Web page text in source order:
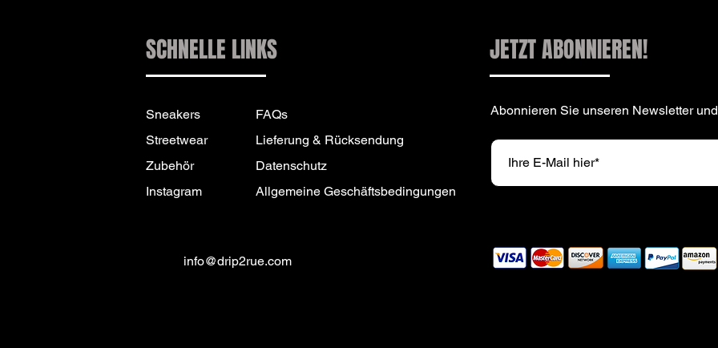
SCHNELLE LINKS
Sneakers
Streetwear
Zubehör
Instagram
FAQs
Lieferung & Rücksendung
Datenschutz
Allgemeine Geschäftsbedingungen
info@drip2rue.com
JETZT ABONNIEREN!
Abonnieren Sie unseren Newsletter